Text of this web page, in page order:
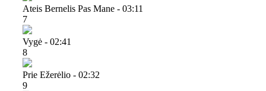
Ateis Bernelis Pas Mane - 03:11
7
Vygė - 02:41
8
Prie Ežerėlio - 02:32
9